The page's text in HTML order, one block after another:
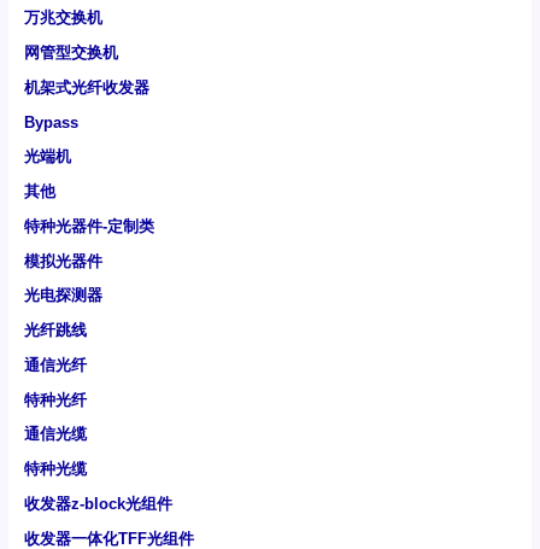
万兆交换机
网管型交换机
机架式光纤收发器
Bypass
光端机
其他
特种光器件-定制类
模拟光器件
光电探测器
光纤跳线
通信光纤
特种光纤
通信光缆
特种光缆
收发器z-block光组件
收发器一体化TFF光组件